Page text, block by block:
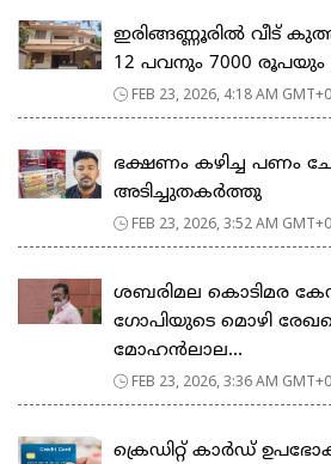
ഇരിങ്ങണ്ണൂരിൽ വീട്
12 പവനും 7000
FEB 23, 2026, 4:18 AM
ഭക്ഷണം കഴിച്ച പണം
അടിച്ചുതകർത്തു
FEB 23, 2026, 3:52 AM
ശബരിമല കൊടിമര
ഗോപിയുടെ മൊഴി
മോഹൻലാല...
FEB 23, 2026, 3:36 AM
ക്രെഡിറ്റ് കാർഡ്